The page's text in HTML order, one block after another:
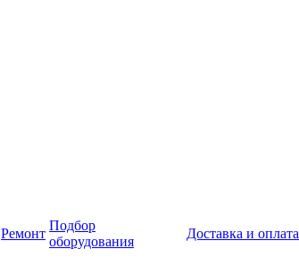
Ремонт
Подбор
оборудования
Доставка и оплата